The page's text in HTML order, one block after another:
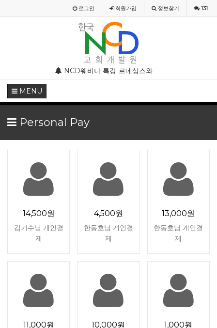
로그인 회원가입 정보찾기 131
NCD웨비나 특강-르네상스와 종교개혁기의 기독교미술
MENU
Personal Pay
14,500원
김기수님 개인결
제
4,500원
한동호님 개인결
제
13,000원
한동호님 개인결
제
11,000원 10,000원 1,000원